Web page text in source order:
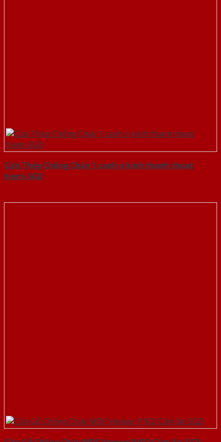
Cửa Thép Chống Cháy 1 canh o kinh thanh thoat
hiem-SGD